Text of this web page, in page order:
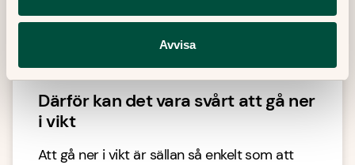
Avvisa
Därför kan det vara svårt att gå ner
i vikt
Att gå ner i vikt är sällan så enkelt som att